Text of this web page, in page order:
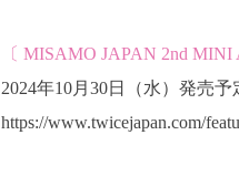
〔 MISAMO JAPAN 2nd
2024年10月30日（水）発売予
https://www.twicejapan.com/